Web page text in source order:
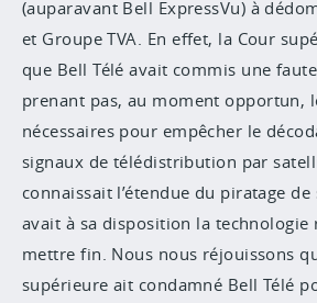
(auparavant Bell ExpressVu) à
et Groupe TVA. En effet, la Cour
que Bell Télé avait commis une
prenant pas, au moment opportun,
nécessaires pour empêcher le
signaux de télédistribution par
connaissait l’étendue du piratage
avait à sa disposition la technologie
mettre fin. Nous nous réjouissons
supérieure ait condamné Bell Télé